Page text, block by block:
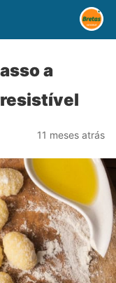
a
11 meses atrás